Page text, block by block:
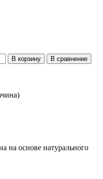
В корзину
В сравнение
на основе натурального